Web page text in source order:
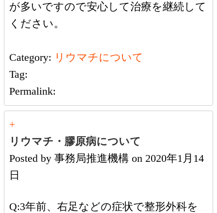
が多いですので安心して治療を継続して
ください。
Category: リウマチについて
Tag:
Permalink:
+
リウマチ・膠原病について
Posted by 事務局推進機構 on 2020年1月14
日
Q:3年前、右足などの症状で整形外科を